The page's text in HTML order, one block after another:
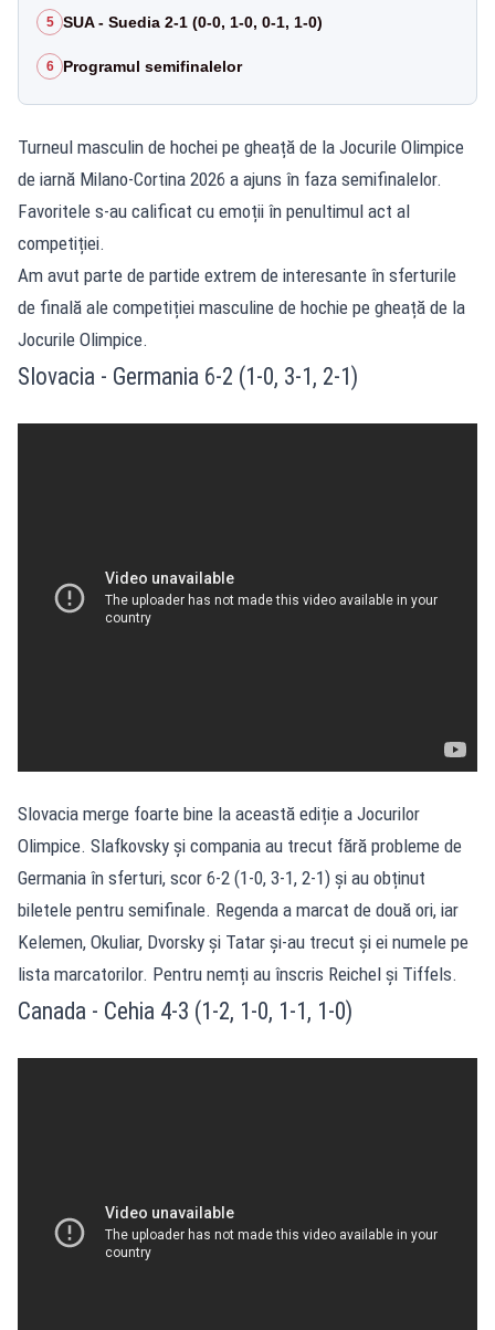
5 SUA - Suedia 2-1 (0-0, 1-0, 0-1, 1-0)
6 Programul semifinalelor
Turneul masculin de hochei pe gheață de la Jocurile Olimpice
de iarnă Milano‑Cortina 2026 a ajuns în faza semifinalelor.
Favoritele s-au calificat cu emoții în penultimul act al
competiției.
Am avut parte de partide extrem de interesante în sferturile
de finală ale competiției masculine de hochie pe gheață de la
Jocurile Olimpice.
Slovacia - Germania 6-2 (1-0, 3-1, 2-1)
Slovacia merge foarte bine la această ediție a Jocurilor
Olimpice. Slafkovsky și compania au trecut fără probleme de
Germania în sferturi, scor 6-2 (1-0, 3-1, 2-1) și au obținut
biletele pentru semifinale. Regenda a marcat de două ori, iar
Kelemen, Okuliar, Dvorsky și Tatar și-au trecut și ei numele pe
lista marcatorilor. Pentru nemți au înscris Reichel și Tiffels.
Canada - Cehia 4-3 (1-2, 1-0, 1-1, 1-0)